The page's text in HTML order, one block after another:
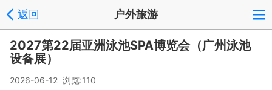
返回 户外旅游
2027第22届亚洲泳池SPA博览会（广州泳池
设备展）
2026-06-12 浏览:110